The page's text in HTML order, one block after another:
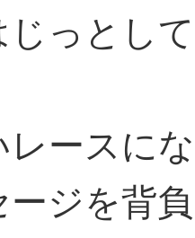
じっとし
レースに
ージを背